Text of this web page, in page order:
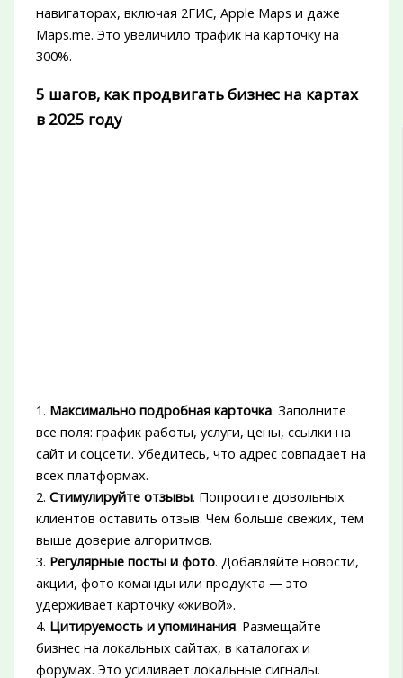
навигаторах, включая 2ГИС, Apple Maps и даже
Maps.me. Это увеличило трафик на карточку на
300%.
5 шагов, как продвигать бизнес на картах
в 2025 году
1. Максимально подробная карточка. Заполните
все поля: график работы, услуги, цены, ссылки на
сайт и соцсети. Убедитесь, что адрес совпадает на
всех платформах.
2. Стимулируйте отзывы. Попросите довольных
клиентов оставить отзыв. Чем больше свежих, тем
выше доверие алгоритмов.
3. Регулярные посты и фото. Добавляйте новости,
акции, фото команды или продукта — это
удерживает карточку «живой».
4. Цитируемость и упоминания. Размещайте
бизнес на локальных сайтах, в каталогах и
форумах. Это усиливает локальные сигналы.